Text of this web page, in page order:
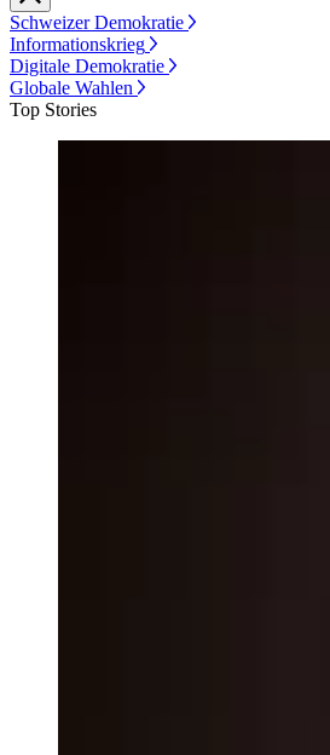
Schweizer Demokratie
Informationskrieg
Digitale Demokratie
Globale Wahlen
Top Stories